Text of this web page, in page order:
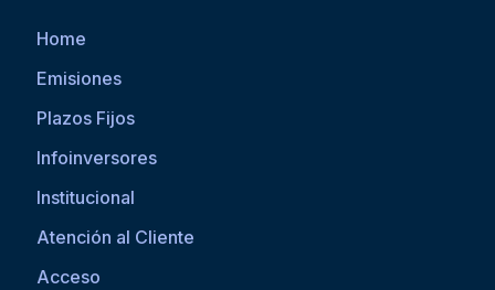
Home
Emisiones
Plazos Fijos
Infoinversores
Institucional
Atención al Cliente
Acceso